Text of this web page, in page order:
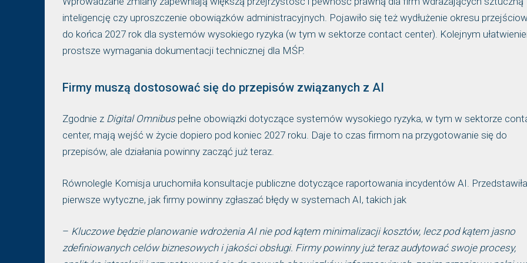
inteligencję czy uproszczenie obowiązków administracyjnych. Pojawiło się też wydłużenie okresu
do końca 2027 rok dla systemów wysokiego ryzyka (w tym w sektorze contact center). Kolejnym
prostsze wymagania dokumentacji technicznej dla MŚP.
Firmy muszą dostosować się do przepisów związanych z AI
Zgodnie z Digital Omnibuspełne obowiązki dotyczące systemów wysokiego ryzyka, w tym w sektorze
center, mają wejść w życie dopiero pod koniec 2027 roku. Daje to czas firmom na przygotowanie się do
przepisów, ale działania powinny zacząć już teraz.
Równolegle Komisja uruchomiła konsultacje publiczne dotyczące raportowania incydentów AI.
pierwsze wytyczne, jak firmy powinny zgłaszać błędy w systemach AI, takich jak
– Kluczowe będzie planowanie wdrożenia AI nie pod kątem minimalizacji kosztów, lecz pod kątem jasno
zdefiniowanych celów biznesowych i jakości obsługi. Firmy powinny już teraz audytować swoje procesy,